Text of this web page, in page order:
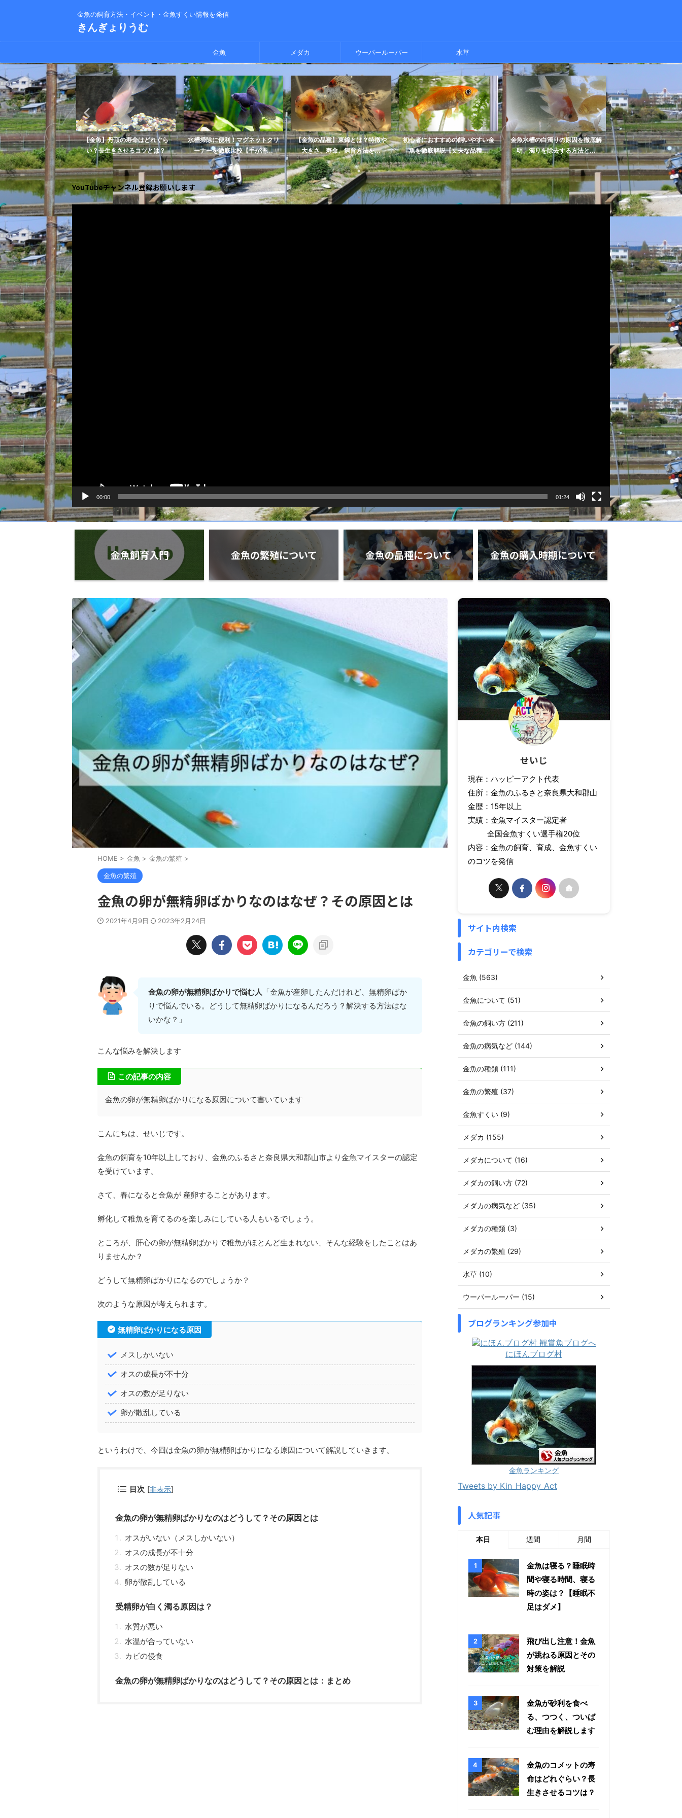
金魚の飼育方法・イベント・金魚すくい情報を発信
きんぎょりうむ
金魚 メダカ ウーパールーパー 水草
錦の飼い方育て方【飼
網羅的に解説しま...
【金魚】丹頂の寿命はどれぐら
い？長生きさせるコツとは？
水槽掃除に便利！マグネットクリ
ーナーを徹底比較【手が濡...
【金魚の品種】東錦とは？特徴や
大きさ、寿命、飼育方法を...
初心者におすすめの飼いやすい金
魚を徹底解説【丈夫な品種...
金魚水槽の白濁りの原因を徹底解
明、濁りを除去する方法と...
金魚の稚魚の奇形はど
ある？発生する原
YouTubeチャンネル登録お願いします
動
画
プ
レ
ー
ヤ
ー
00:00 01:24
金魚飼育入門 金魚の繁殖について 金魚の品種について 金魚の購入時期について
HOME > 金魚 > 金魚の繁殖 >
金魚の繁殖
金魚の卵が無精卵ばかりなのはなぜ？その原因とは
2021年4月9日 2023年2月24日
金魚の卵が無精卵ばかりで悩む人 「金魚が産卵したんだけれど、無精卵ばか
りで悩んでいる。どうして無精卵ばかりになるんだろう？解決する方法はな
いかな？」
こんな悩みを解決します
この記事の内容
金魚の卵が無精卵ばかりになる原因について書いています
こんにちは、せいじです。
金魚の飼育を10年以上しており、金魚のふるさと奈良県大和郡山市より金魚マイスターの認定
を受けています。
さて、春になると金魚が 産卵することがあります。
孵化して稚魚を育てるのを楽しみにしている人もいるでしょう。
ところが、肝心の卵が無精卵ばかりで稚魚がほとんど生まれない、そんな経験をしたことはあ
りませんか？
どうして無精卵ばかりになるのでしょうか？
次のような原因が考えられます。
無精卵ばかりになる原因
メスしかいない
オスの成長が不十分
オスの数が足りない
卵が散乱している
というわけで、今回は金魚の卵が無精卵ばかりになる原因について解説していきます。
目次 [非表示]
金魚の卵が無精卵ばかりなのはどうして？その原因とは
オスがいない（メスしかいない）
オスの成長が不十分
オスの数が足りない
卵が散乱している
受精卵が白く濁る原因は？
水質が悪い
水温が合っていない
カビの侵食
金魚の卵が無精卵ばかりなのはどうして？その原因とは：まとめ
せいじ
現在：ハッピーアクト代表
住所：金魚のふるさと奈良県大和郡山
金歴：15年以上
実績：金魚マイスター認定者
全国金魚すくい選手権20位
内容：金魚の飼育、育成、金魚すくい
のコツを発信
サイト内検索
カテゴリーで検索
金魚 (563)
金魚について (51)
金魚の飼い方 (211)
金魚の病気など (144)
金魚の種類 (111)
金魚の繁殖 (37)
金魚すくい (9)
メダカ (155)
メダカについて (16)
メダカの飼い方 (72)
メダカの病気など (35)
メダカの種類 (3)
メダカの繁殖 (29)
水草 (10)
ウーパールーパー (15)
ブログランキング参加中
にほんブログ村
金魚ランキング
Tweets by Kin_Happy_Act
人気記事
本日 週間 月間
金魚は寝る？睡眠時
間や寝る時間、寝る
時の姿は？【睡眠不
足はダメ】
飛び出し注意！金魚
が跳ねる原因とその
対策を解説
金魚が砂利を食べ
る、つつく、ついば
む理由を解説します
金魚のコメットの寿
命はどれぐらい？長
生きさせるコツは？